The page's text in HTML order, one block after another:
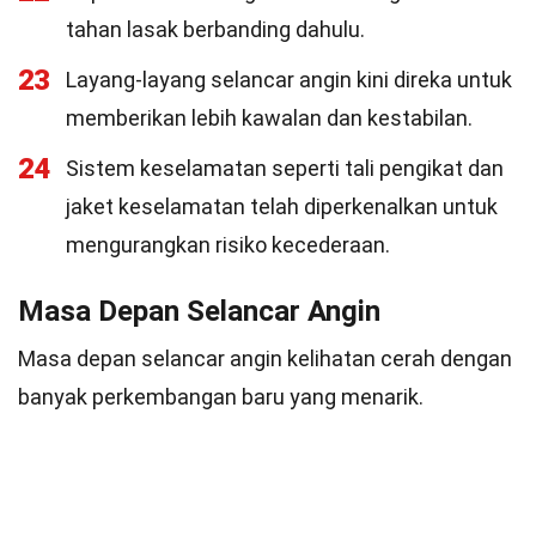
tahan lasak berbanding dahulu.
23
Layang-layang selancar angin kini direka untuk
memberikan lebih kawalan dan kestabilan.
24
Sistem keselamatan seperti tali pengikat dan
jaket keselamatan telah diperkenalkan untuk
mengurangkan risiko kecederaan.
Masa Depan Selancar Angin
Masa depan selancar angin kelihatan cerah dengan
banyak perkembangan baru yang menarik.